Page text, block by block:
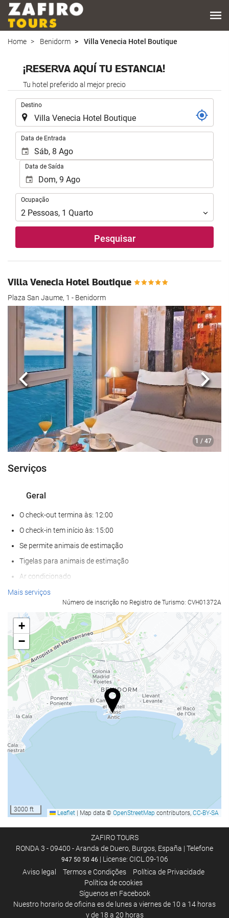
Home Benidorm Villa Venecia Hotel Boutique
¡RESERVA AQUÍ TU ESTANCIA!
Tu hotel preferido al mejor precio
Destino
Data de Entrada
Data de Saída
Ocupação
Ocupação
2 Pessoas, 1 Quarto
Pesquisar
Villa Venecia Hotel Boutique
Plaza San Jaume, 1 - Benidorm
1 / 47
Anterior
Serviços
Geral
O check-out termina às: 12:00
O check-in tem início às: 15:00
Se permite animais de estimação
Tigelas para animais de estimação
Ar condicionado
Aquecimento Central
Beira-mar
Apenas para adultos
Acesso para deficientes fisicos
Quartos para não fumantes
Bem-estar
Solário
Spa
Banheira hidromassagem
Banho turco / Sauna a vapor
Sauna
Banho de pés
Massagem
Alimentação e bebidas
Restaurante à la carte
Mais serviços
Número de inscrição no Registro de Turismo: CVH01372A
+
−
3000 ft Leaflet Map data © OpenStreetMap contributors, CC-BY-SA
ZAFIRO TOURS
RONDA 3 - 09400 - Aranda de Duero, Burgos, España | Telefone
947 50 50 46 | License: CICL.09-106
Aviso legal
Termos e Condições
Política de Privacidade
Política de cookies
Síguenos en Facebook
Nuestro horario de oficina es de lunes a viernes de 10 a 14 horas
y de 18 a 20 horas